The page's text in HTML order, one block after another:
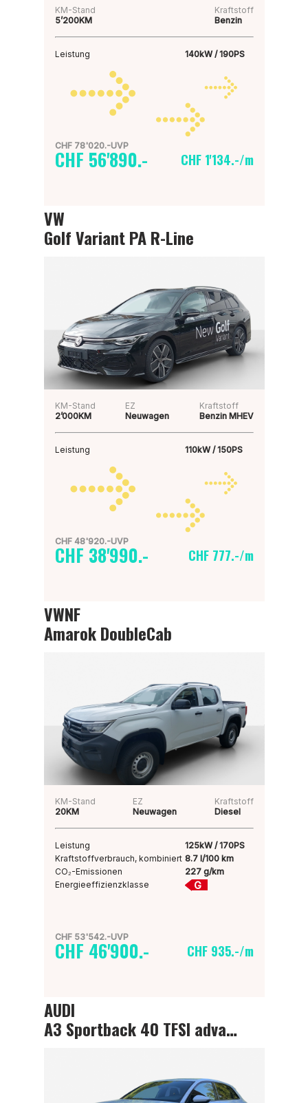
KM-Stand
5’200KM
Kraftstoff
Benzin
Leistung 140kW / 190PS
CHF 78'020.-UVP
CHF 56'890.- CHF 1'134.-/m
VW
Golf Variant PA R-Line
KM-Stand
2’000KM
EZ
Neuwagen
Kraftstoff
Benzin MHEV
Leistung 110kW / 150PS
CHF 48'920.-UVP
CHF 38'990.- CHF 777.-/m
VWNF
Amarok DoubleCab
KM-Stand
20KM
EZ
Neuwagen
Kraftstoff
Diesel
Leistung
125kW / 170PS
Kraftstoffverbrauch, kombiniert 8.7 l/100 km
CO₂-Emissionen
227 g/km
Energieeffizienzklasse
G
CHF 53'542.-UVP
CHF 46'900.- CHF 935.-/m
AUDI
A3 Sportback 40 TFSI advanced